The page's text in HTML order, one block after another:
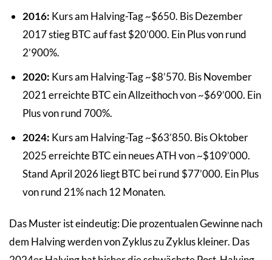
2016: Kurs am Halving-Tag ~$650. Bis Dezember
2017 stieg BTC auf fast $20’000. Ein Plus von rund
2’900%.
2020: Kurs am Halving-Tag ~$8’570. Bis November
2021 erreichte BTC ein Allzeithoch von ~$69’000. Ein
Plus von rund 700%.
2024: Kurs am Halving-Tag ~$63’850. Bis Oktober
2025 erreichte BTC ein neues ATH von ~$109’000.
Stand April 2026 liegt BTC bei rund $77’000. Ein Plus
von rund 21% nach 12 Monaten.
Das Muster ist eindeutig: Die prozentualen Gewinne nach
dem Halving werden von Zyklus zu Zyklus kleiner. Das